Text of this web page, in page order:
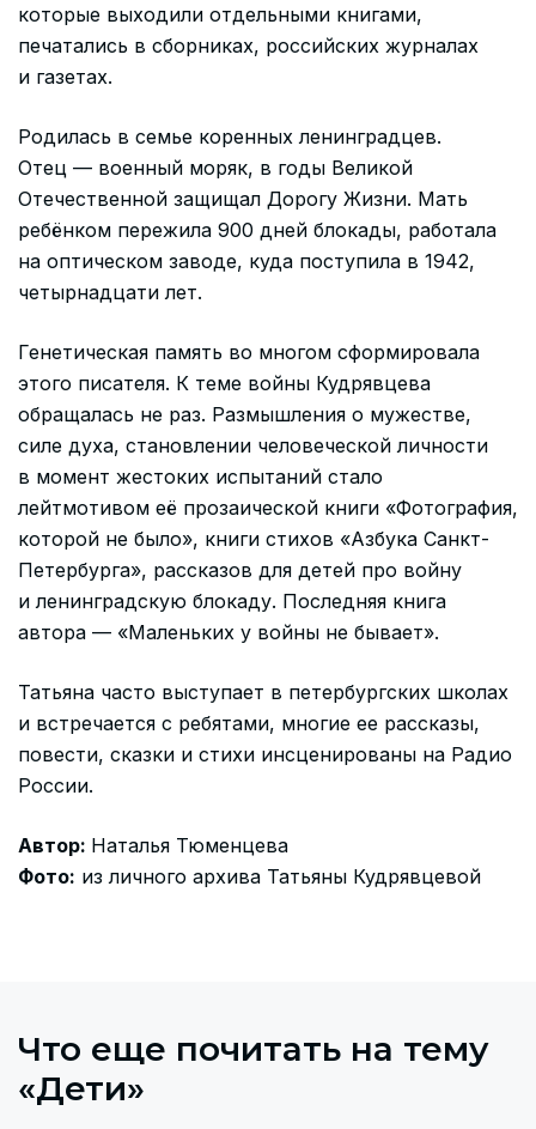
которые выходили отдельными книгами,
печатались в сборниках, российских журналах
и газетах.
Родилась в семье коренных ленинградцев.
Отец — военный моряк, в годы Великой
Отечественной защищал Дорогу Жизни. Мать
ребёнком пережила 900 дней блокады, работала
на оптическом заводе, куда поступила в 1942,
четырнадцати лет.
Генетическая память во многом сформировала
этого писателя. К теме войны Кудрявцева
обращалась не раз. Размышления о мужестве,
силе духа, становлении человеческой личности
в момент жестоких испытаний стало
лейтмотивом её прозаической книги «Фотография,
которой не было», книги стихов «Азбука Санкт-
Петербурга», рассказов для детей про войну
и ленинградскую блокаду. Последняя книга
автора — «Маленьких у войны не бывает».
Татьяна часто выступает в петербургских школах
и встречается с ребятами, многие ее рассказы,
повести, сказки и стихи инсценированы на Радио
России.
Автор: Наталья Тюменцева
Фото: из личного архива Татьяны Кудрявцевой
Что еще почитать на тему
«Дети»